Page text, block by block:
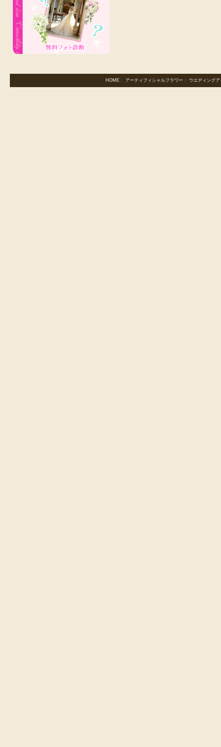
HOME｜ アーティフィシャルフラワー｜ ウエディングア